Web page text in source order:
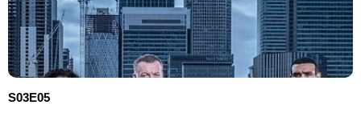
S03E05